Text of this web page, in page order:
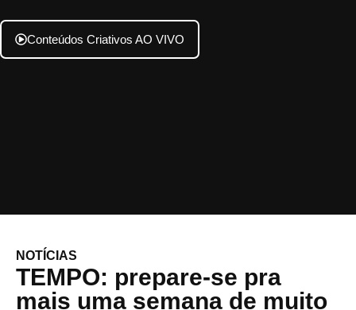
Conteúdos Criativos AO VIVO
NOTÍCIAS
TEMPO: prepare-se pra
mais uma semana de muito